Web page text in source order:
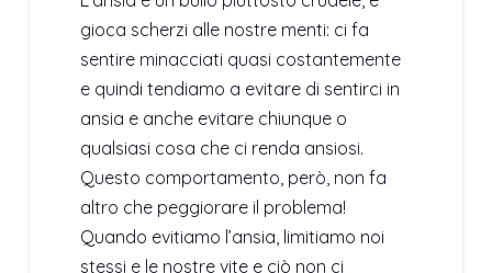
gioca scherzi alle nostre menti: ci fa
sentire minacciati quasi costantemente
e quindi tendiamo a evitare di sentirci in
ansia e anche evitare chiunque o
qualsiasi cosa che ci renda ansiosi.
Questo comportamento, però, non fa
altro che peggiorare il problema!
Quando evitiamo l’ansia, limitiamo noi
stessi e le nostre vite e ciò non ci